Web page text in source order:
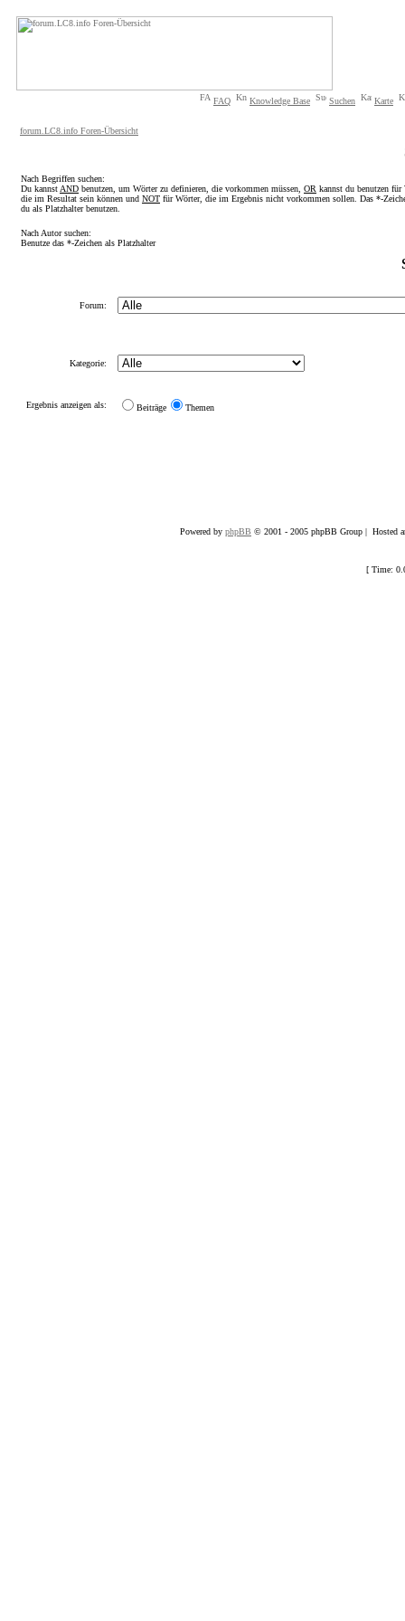
FAQ Knowledge Base Suchen Karte
forum.LC8.info Foren-Übersicht
Nach Begriffen suchen:
Du kannst AND benutzen, um Wörter zu definieren, die vorkommen müssen, OR kannst du benutzen für
die im Resultat sein können und NOT für Wörter, die im Ergebnis nicht vorkommen sollen. Das *-
du als Platzhalter benutzen.
Nach Autor suchen:
Benutze das *-Zeichen als Platzhalter
Forum:
Kategorie:
Ergebnis anzeigen als: Beiträge Themen
Powered by phpBB © 2001 - 2005 phpBB Group | Hosted
[ Time: